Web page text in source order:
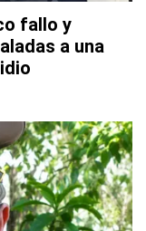
fallo y
a una